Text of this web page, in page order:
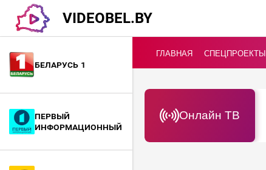
VIDEOBEL.BY
Беларусь 1
Первый
информационный
ГЛАВНАЯ СПЕЦПРОЕКТЫ
Онлайн ТВ